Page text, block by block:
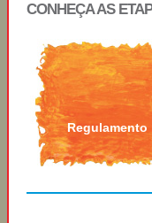
CONHEÇA AS
Regulamento